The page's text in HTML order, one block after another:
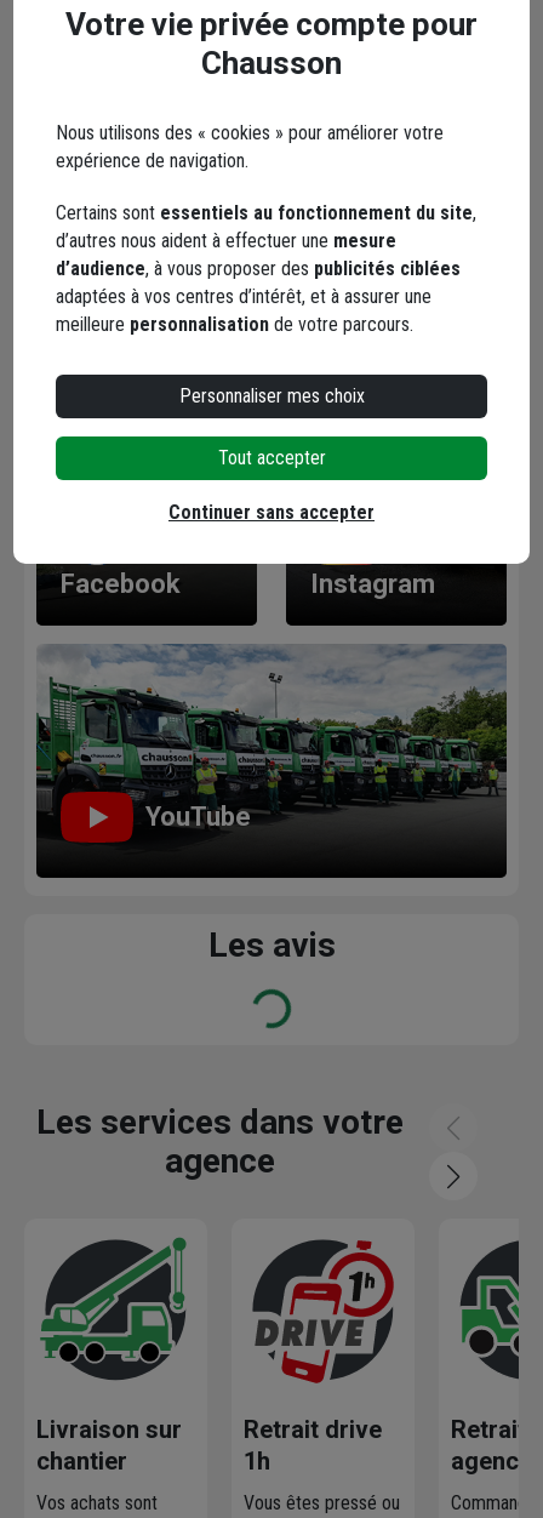
Votre email* :
Envoyer
Facebook Instagram
YouTube
Les avis
Loading...
Les services dans votre
agence
Livraison sur
chantier
Vos achats sont
Retrait drive
1h
Vous êtes pressé ou
Retrait
agence
Votre vie privée compte pour
Chausson
Nous utilisons des « cookies » pour améliorer votre
expérience de navigation.
Certains sont essentiels au fonctionnement du site,
d’autres nous aident à effectuer une mesure
d’audience, à vous proposer des publicités ciblées
adaptées à vos centres d’intérêt, et à assurer une
meilleure personnalisation de votre parcours.
Personnaliser mes choix
Tout accepter
Continuer sans accepter